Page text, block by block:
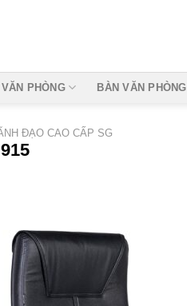
PHÒNG BÀN VĂN PHÒNG
ĐẠO CAO CẤP SG